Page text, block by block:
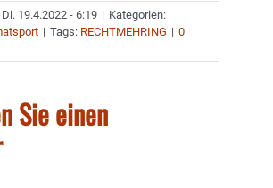
Di. 19.4.2022 - 6:19 | Kategorien:
| Tags: RECHTMEHRING | 0
Sie einen